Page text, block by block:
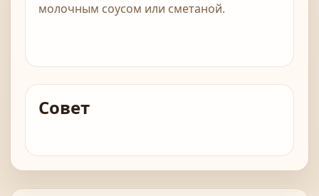
молочным соусом или сметаной.
Совет